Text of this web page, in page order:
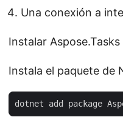
Una conexión a
Instalar
Instala el paquete de